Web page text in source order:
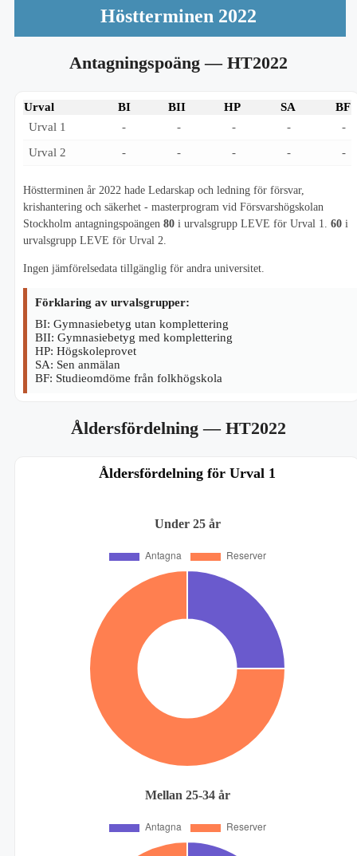
Höstterminen 2022
Antagningspoäng— HT2022
Urval BI BII HP SA
BF
Urval 1
- - - -
-
Urval 2
- - - - -
Höstterminen år 2022 hade Ledarskap och ledning för försvar,
krishantering och säkerhet - masterprogram vid Försvarshögskolan
Stockholm antagningspoängen 80 i urvalsgrupp LEVE för Urval 1. 60 i
urvalsgrupp LEVE för Urval 2.
Ingen jämförelsedata tillgänglig för andra universitet.
Förklaring av urvalsgrupper:
BI: Gymnasiebetyg utan komplettering
BII: Gymnasiebetyg med komplettering
HP: Högskoleprovet
SA: Sen anmälan
BF: Studieomdöme från folkhögskola
Åldersfördelning— HT2022
Åldersfördelning för Urval 1
Under 25 år
Mellan 25-34 år